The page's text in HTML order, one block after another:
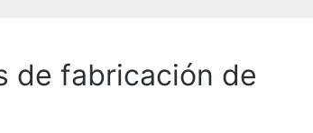
de fabricación de